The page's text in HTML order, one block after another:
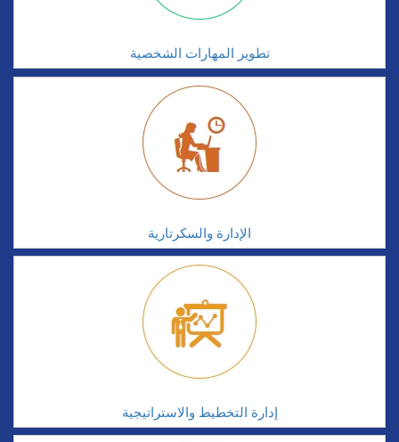
تطوير المهارات الشخصية
الإدارة والسكرتارية
إدارة التخطيط والاستراتيجية